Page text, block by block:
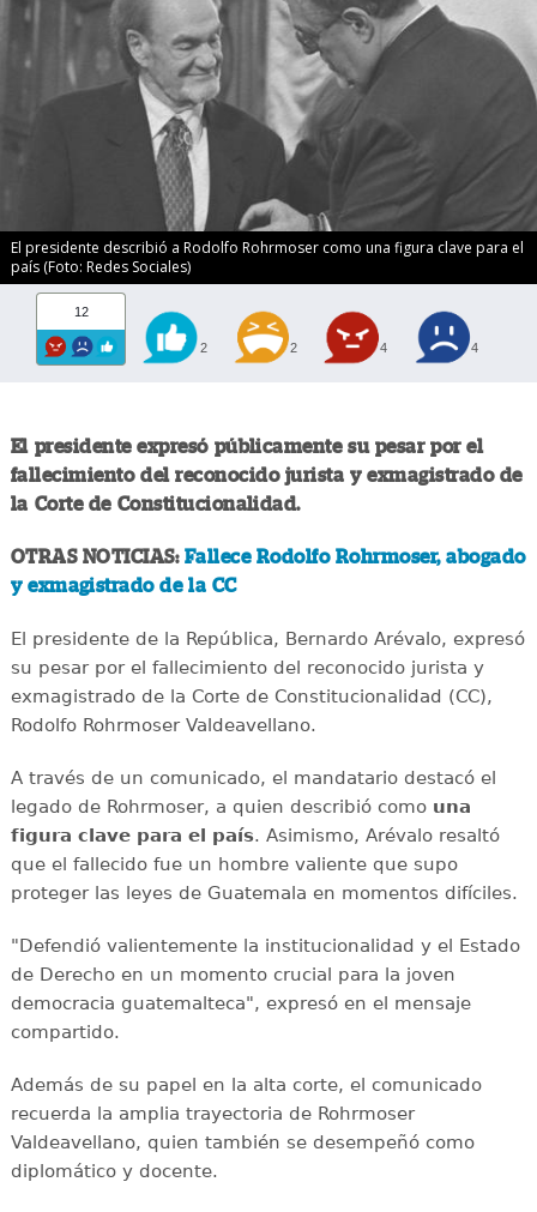
El presidente describió a Rodolfo Rohrmoser como una figura clave para el
país (Foto: Redes Sociales)
12
2 2 4 4
El presidente expresó públicamente su pesar por el
fallecimiento del reconocido jurista y exmagistrado de
la Corte de Constitucionalidad.
OTRAS NOTICIAS: Fallece Rodolfo Rohrmoser, abogado
y exmagistrado de la CC
El presidente de la República, Bernardo Arévalo, expresó
su pesar por el fallecimiento del reconocido jurista y
exmagistrado de la Corte de Constitucionalidad (CC),
Rodolfo Rohrmoser Valdeavellano.
A través de un comunicado, el mandatario destacó el
legado de Rohrmoser, a quien describió comouna
figura clave para el país. Asimismo, Arévalo resaltó
que el fallecido fue un hombre valiente que supo
proteger las leyes de Guatemala en momentos difíciles.
"Defendió valientemente la institucionalidad y el Estado
de Derecho en un momento crucial para la joven
democracia guatemalteca", expresó en el mensaje
compartido.
Además de su papel en la alta corte, el comunicado
recuerda la amplia trayectoria de Rohrmoser
Valdeavellano, quien también se desempeñó como
diplomático y docente.